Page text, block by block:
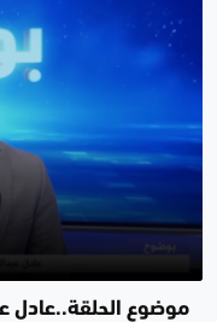
موضوع الحلقة..عادل